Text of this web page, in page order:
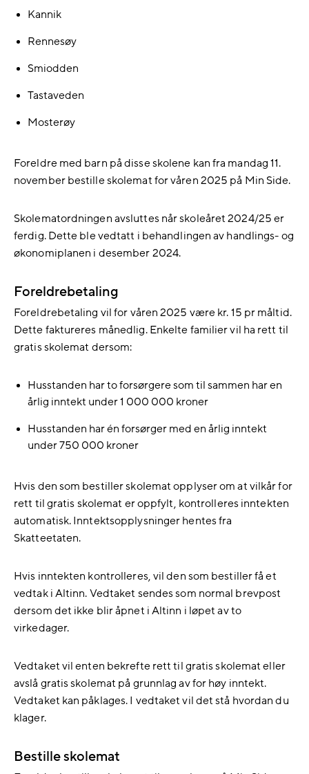
Kannik
Rennesøy
Smiodden
Tastaveden
Mosterøy
Foreldre med barn på disse skolene kan fra mandag 11.
november bestille skolemat for våren 2025 på Min Side.
Skolematordningen avsluttes når skoleåret 2024/25 er
ferdig. Dette ble vedtatt i behandlingen av handlings- og
økonomiplanen i desember 2024.
Foreldrebetaling
Foreldrebetaling vil for våren 2025 være kr. 15 pr måltid.
Dette faktureres månedlig. Enkelte familier vil ha rett til
gratis skolemat dersom:
Husstanden har to forsørgere som til sammen har en
årlig inntekt under 1 000 000 kroner
Husstanden har én forsørger med en årlig inntekt
under 750 000 kroner
Hvis den som bestiller skolemat opplyser om at vilkår for
rett til gratis skolemat er oppfylt, kontrolleres inntekten
automatisk. Inntektsopplysninger hentes fra
Skatteetaten.
Hvis inntekten kontrolleres, vil den som bestiller få et
vedtak i Altinn. Vedtaket sendes som normal brevpost
dersom det ikke blir åpnet i Altinn i løpet av to
virkedager.
Vedtaket vil enten bekrefte rett til gratis skolemat eller
avslå gratis skolemat på grunnlag av for høy inntekt.
Vedtaket kan påklages. I vedtaket vil det stå hvordan du
klager.
Bestille skolemat